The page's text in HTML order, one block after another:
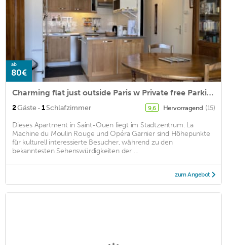
ab
80€
Charming flat just outside Paris w Private free Parking
2Gäste · 1Schlafzimmer 9,6 Hervorragend (15)
Dieses Apartment in Saint-Ouen liegt im Stadtzentrum. La
Machine du Moulin Rouge und Opéra Garnier sind Höhepunkte
für kulturell interessierte Besucher, während zu den
bekanntesten Sehenswürdigkeiten der ...
zum Angebot